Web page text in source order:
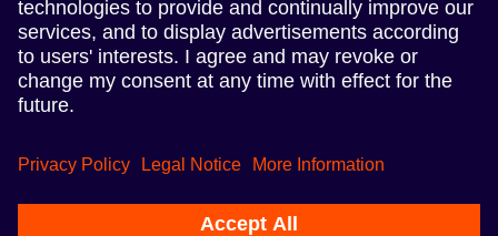
follow us
Follow us on Linkedin
Follow us on Instagram
Condiciones de uso Política de privacidad